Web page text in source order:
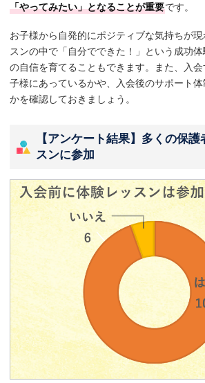
「やってみたい」となることが重要です。
お子様から自発的にポジティブな気持ちが
スンの中で「自分でできた！」という成功
の自信を育てることもできます。また、入
子様にあっているかや、入会後のサポート
かを確認しておきましょう。
【アンケート結果】多くの保
スンに参加